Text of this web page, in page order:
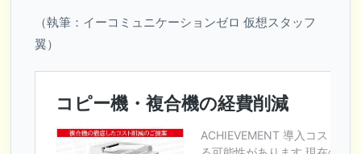
（執筆：イーコミュニケーションゼロ 仮想スタッフ
翼）